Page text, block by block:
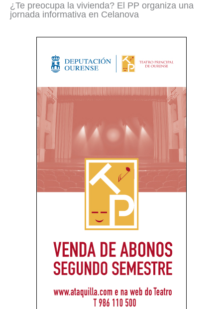
¿Te preocupa la vivienda? El PP organiza una
jornada informativa en Celanova